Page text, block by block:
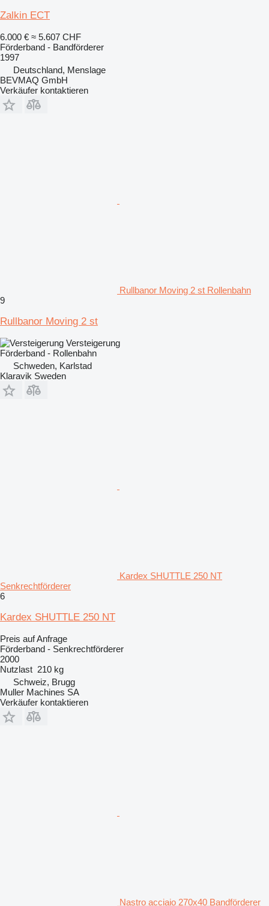
Zalkin ECT
6.000 € ≈ 5.607 CHF
Förderband - Bandförderer
1997
Deutschland, Menslage
BEVMAQ GmbH
Verkäufer kontaktieren
Rullbanor Moving 2 st Rollenbahn
9
Rullbanor Moving 2 st
Versteigerung
Förderband - Rollenbahn
Schweden, Karlstad
Klaravik Sweden
Kardex SHUTTLE 250 NT
Senkrechtförderer
6
Kardex SHUTTLE 250 NT
Preis auf Anfrage
Förderband - Senkrechtförderer
2000
Nutzlast 210 kg
Schweiz, Brugg
Muller Machines SA
Verkäufer kontaktieren
Nastro acciaio 270x40 Bandförderer